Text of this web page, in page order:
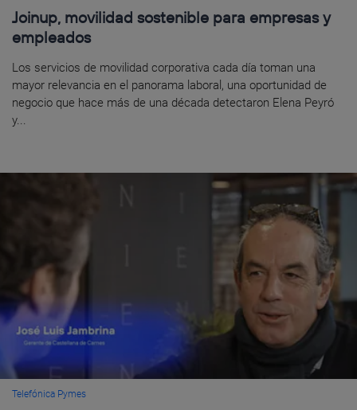
Joinup, movilidad sostenible para empresas y
empleados
Los servicios de movilidad corporativa cada día toman una
mayor relevancia en el panorama laboral, una oportunidad de
negocio que hace más de una década detectaron Elena Peyró
y...
Telefónica Pymes